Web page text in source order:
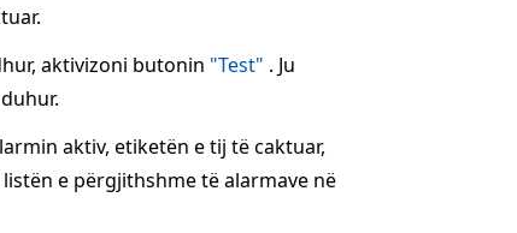
aktivizoni butonin "Test" . Ju
aktiv, etiketën e tij të caktuar,
e përgjithshme të alarmave në